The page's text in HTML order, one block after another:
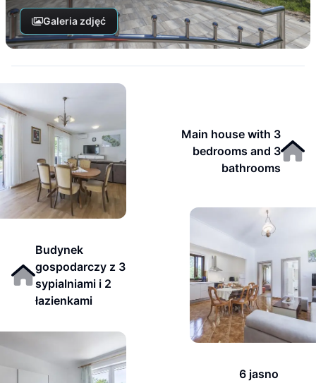
Galeria zdjęć
Main house with 3
bedrooms and 3
bathrooms
Budynek
gospodarczy z 3
sypialniami i 2
łazienkami
6 jasno